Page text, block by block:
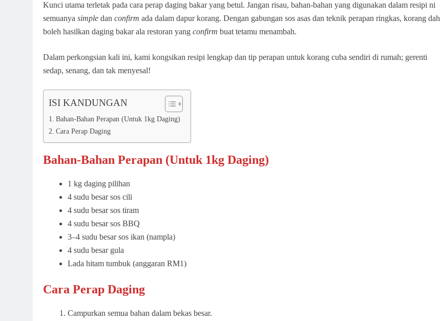
Kunci utama terletak pada cara perap daging bakar yang betul. Jangan risau, bahan-bahan yang digunakan dalam resipi ni
semuanya simple dan confirm ada dalam dapur korang. Dengan gabungan sos asas dan teknik perapan ringkas, korang dah
boleh hasilkan daging bakar ala restoran yang confirm buat tetamu menambah.
Dalam perkongsian kali ini, kami kongsikan resipi lengkap dan tip perapan untuk korang cuba sendiri di rumah; gerenti
sedap, senang, dan tak menyesal!
ISI KANDUNGAN
Bahan-Bahan Perapan (Untuk 1kg Daging)
Cara Perap Daging
Bahan-Bahan Perapan (Untuk 1kg Daging)
1 kg daging pilihan
4 sudu besar sos cili
4 sudu besar sos tiram
4 sudu besar sos BBQ
3–4 sudu besar sos ikan (nampla)
4 sudu besar gula
Lada hitam tumbuk (anggaran RM1)
Cara Perap Daging
Campurkan semua bahan dalam bekas besar.